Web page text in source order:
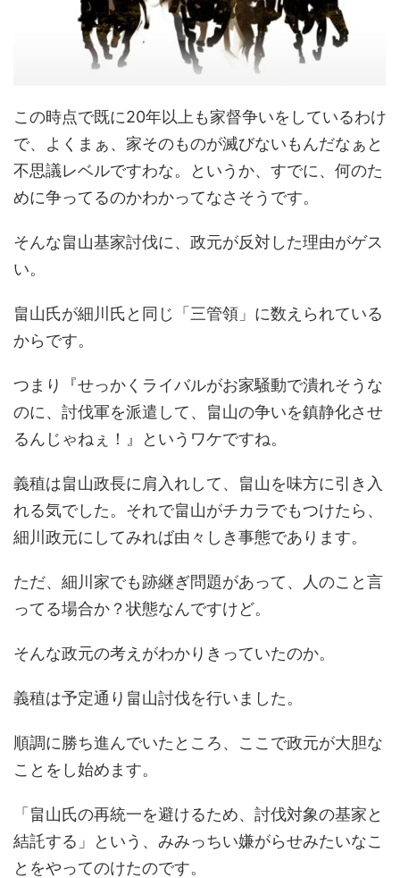
この時点で既に20年以上も家督争いをしているわけ
で、よくまぁ、家そのものが滅びないもんだなぁと
不思議レベルですわな。というか、すでに、何のた
めに争ってるのかわかってなさそうです。
そんな畠山基家討伐に、政元が反対した理由がゲス
い。
畠山氏が細川氏と同じ「三管領」に数えられている
からです。
つまり『せっかくライバルがお家騒動で潰れそうな
のに、討伐軍を派遣して、畠山の争いを鎮静化させ
るんじゃねぇ！』というワケですね。
義稙は畠山政長に肩入れして、畠山を味方に引き入
れる気でした。それで畠山がチカラでもつけたら、
細川政元にしてみれば由々しき事態であります。
ただ、細川家でも跡継ぎ問題があって、人のこと言
ってる場合か？状態なんですけど。
そんな政元の考えがわかりきっていたのか。
義稙は予定通り畠山討伐を行いました。
順調に勝ち進んでいたところ、ここで政元が大胆な
ことをし始めます。
「畠山氏の再統一を避けるため、討伐対象の基家と
結託する」という、みみっちい嫌がらせみたいなこ
とをやってのけたのです。